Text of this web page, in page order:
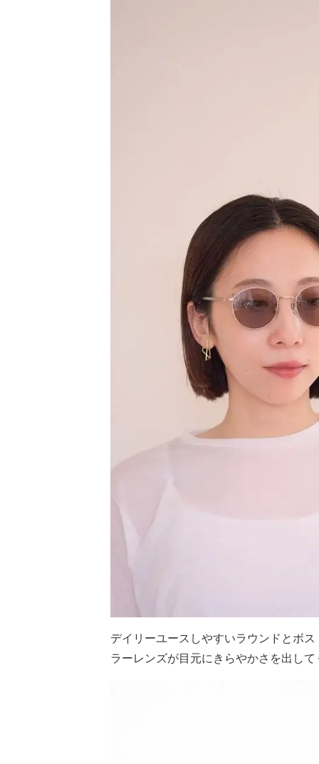
デイリーユースしやすいラウンドとボ
ラーレンズが目元にきらやかさを出して